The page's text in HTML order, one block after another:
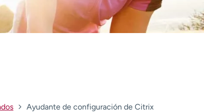
Ayudante de configuración de Citrix